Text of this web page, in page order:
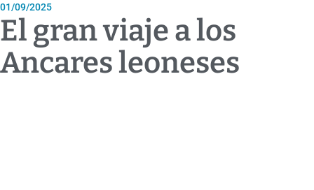
01/09/2025
El gran viaje a los
Ancares leoneses